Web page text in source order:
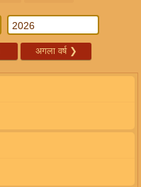
अगला वर्ष ❯